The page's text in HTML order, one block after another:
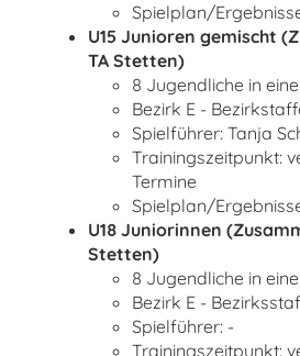
Spielplan/
U15 Junioren gemischt
TA Stetten)
8 Jugendliche in
Bezirk E -
Spielführer: Tanja
Trainingszeitpunkt:
Termine
Spielplan/
U18 Juniorinnen
Stetten)
8 Jugendliche in
Bezirk E -
Spielführer: -
Trainingszeitpunkt: